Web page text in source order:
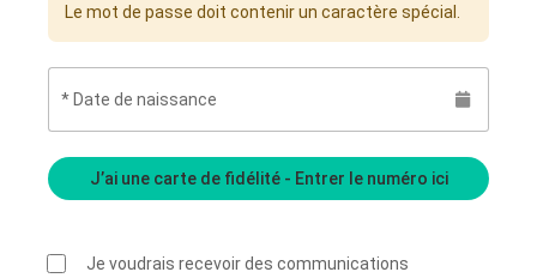
Le mot de passe doit contenir un caractère spécial.
Date de naissance
J’ai une carte de fidélité - Entrer le numéro ici
Je voudrais recevoir des communications